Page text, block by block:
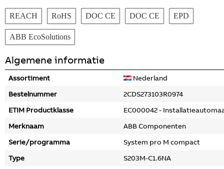
REACH RoHS DOC CE DOC CE EPD
ABB EcoSolutions
Algemene informatie
Assortiment
Nederland
Bestelnummer
2CDS273103R0974
ETIM Productklasse
EC000042 -
Merknaam
ABB Componenten
Serie/programma
System pro M compact
Type
S203M-C1.6NA